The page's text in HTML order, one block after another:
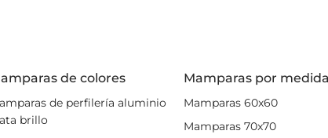
de colores
de perfilería aluminio
brillo
Mamparas por
Mamparas 60x60
Mamparas 70x70